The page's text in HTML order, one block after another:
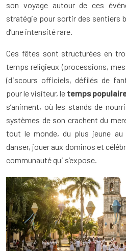
son voyage autour de ces
stratégie pour sortir des sentiers
d’une intensité rare.
Ces fêtes sont structurées en
temps religieux (processions,
(discours officiels, défilés de
pour le visiteur, le temps
s’animent, où les stands de
systèmes de son crachent du
tout le monde, du plus jeune
danser, jouer aux dominos et
communauté qui s’expose.